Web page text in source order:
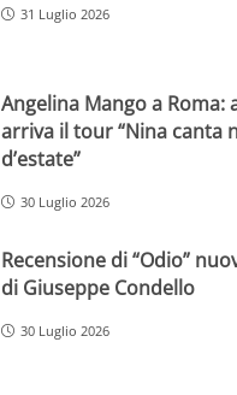
31 Luglio 2026
Angelina Mango a Roma:
arriva il tour “Nina canta
d’estate”
30 Luglio 2026
Recensione di “Odio”
di Giuseppe Condello
30 Luglio 2026